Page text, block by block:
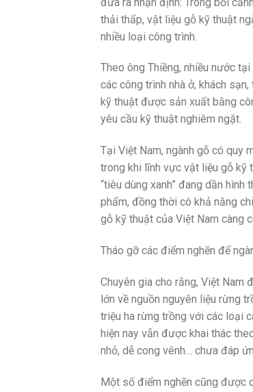
thải thấp, vật liệu gỗ kỹ thuật
nhiều loại công trình.
Theo ông Thiềng, nhiều nước
các công trình nhà ở, khách
kỹ thuật được sản xuất bằng
yêu cầu kỹ thuật nghiêm ngặt.
Tại Việt Nam, ngành gỗ có quy
trong khi lĩnh vực vật liệu gỗ kỹ
“tiêu dùng xanh” đang dần
phẩm, đồng thời có khả năng
gỗ kỹ thuật của Việt Nam càng
Tháo gỡ các điểm nghẽn để
Chuyên gia cho rằng, Việt Nam
lớn về nguồn nguyên liệu rừng
triệu ha rừng trồng với các loại
hiện nay vẫn được khai thác
nhỏ, dễ cong vênh… chưa đáp
Một số điểm nghẽn cũng được